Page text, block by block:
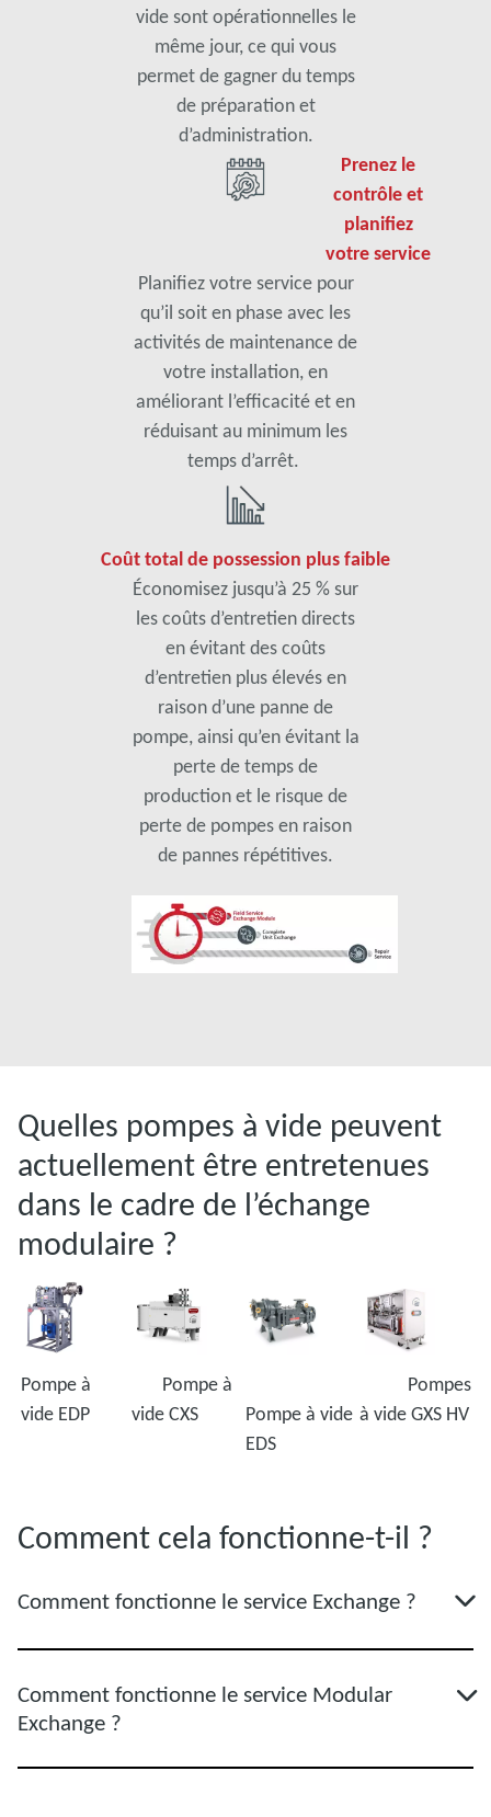
vide sont opérationnelles le
même jour, ce qui vous
permet de gagner du temps
de préparation et
d’administration.
Prenez le
contrôle et
planifiez
votre service
Planifiez votre service pour
qu’il soit en phase avec les
activités de maintenance de
votre installation, en
améliorant l’efficacité et en
réduisant au minimum les
temps d’arrêt.
Coût total de possession plus faible
Économisez jusqu’à 25 % sur
les coûts d’entretien directs
en évitant des coûts
d’entretien plus élevés en
raison d’une panne de
pompe, ainsi qu’en évitant la
perte de temps de
production et le risque de
perte de pompes en raison
de pannes répétitives.
Quelles pompes à vide peuvent
actuellement être entretenues
dans le cadre de l’échange
modulaire ?
Pompe à
vide EDP
Pompe à
vide CXS
Pompe à vide
EDS
Pompes
à vide GXS HV
Comment cela fonctionne-t-il ?
Comment fonctionne le service Exchange ?
Comment fonctionne le service Modular
Exchange ?